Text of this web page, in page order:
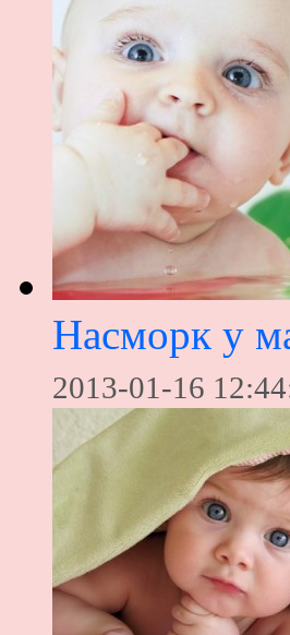
Насморк у
2013-01-16